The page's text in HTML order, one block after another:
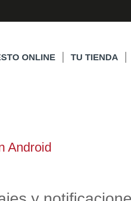
ONLINE TU TIENDA
Android